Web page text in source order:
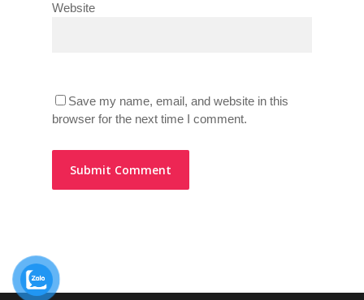
Website
Save my name, email, and website in this
browser for the next time I comment.